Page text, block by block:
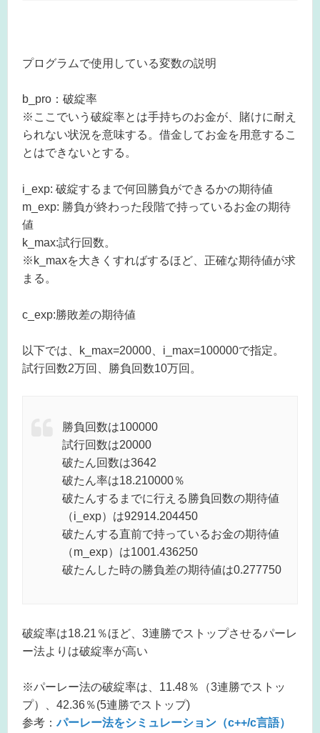
プログラムで使用している変数の説明
b_pro：破綻率
※ここでいう破綻率とは手持ちのお金が、賭けに耐え
られない状況を意味する。借金してお金を用意するこ
とはできないとする。
i_exp: 破綻するまで何回勝負ができるかの期待値
m_exp: 勝負が終わった段階で持っているお金の期待
値
k_max:試行回数。
※k_maxを大きくすればするほど、正確な期待値が求
まる。
c_exp:勝敗差の期待値
以下では、k_max=20000、i_max=100000で指定。
試行回数2万回、勝負回数10万回。
勝負回数は100000
試行回数は20000
破たん回数は3642
破たん率は18.210000％
破たんするまでに行える勝負回数の期待値
（i_exp）は92914.204450
破たんする直前で持っているお金の期待値
（m_exp）は1001.436250
破たんした時の勝負差の期待値は0.277750
破綻率は18.21％ほど、3連勝でストップさせるパーレ
ー法よりは破綻率が高い
※パーレー法の破綻率は、11.48％（3連勝でストッ
プ）、42.36％(5連勝でストップ)
参考：パーレー法をシミュレーション（c++/c言語）